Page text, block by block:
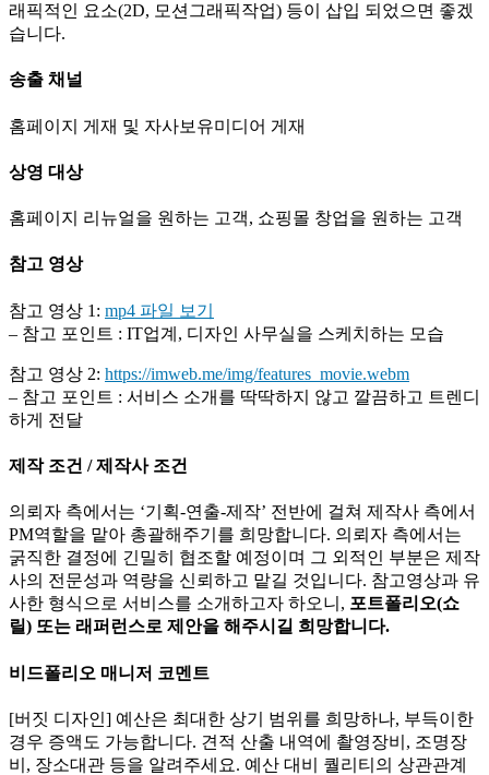
래픽적인 요소(2D, 모션그래픽작업) 등이 삽입 되었으면 좋겠
습니다.
송출 채널
홈페이지 게재 및 자사보유미디어 게재
상영 대상
홈페이지 리뉴얼을 원하는 고객, 쇼핑몰 창업을 원하는 고객
참고 영상
참고 영상 1: mp4 파일 보기
– 참고 포인트 : IT업계, 디자인 사무실을 스케치하는 모습
참고 영상 2: https://imweb.me/img/features_movie.webm
– 참고 포인트 : 서비스 소개를 딱딱하지 않고 깔끔하고 트렌디
하게 전달
제작 조건 / 제작사 조건
의뢰자 측에서는 ‘기획-연출-제작’ 전반에 걸쳐 제작사 측에서
PM역할을 맡아 총괄해주기를 희망합니다. 의뢰자 측에서는
굵직한 결정에 긴밀히 협조할 예정이며 그 외적인 부분은 제작
사의 전문성과 역량을 신뢰하고 맡길 것입니다. 참고영상과 유
사한 형식으로 서비스를 소개하고자 하오니, 포트폴리오(쇼
릴) 또는 래퍼런스로 제안을 해주시길 희망합니다.
비드폴리오 매니저 코멘트
[버짓 디자인] 예산은 최대한 상기 범위를 희망하나, 부득이한
경우 증액도 가능합니다. 견적 산출 내역에 촬영장비, 조명장
비, 장소대관 등을 알려주세요. 예산 대비 퀄리티의 상관관계